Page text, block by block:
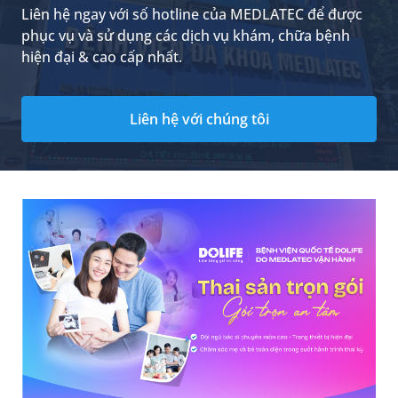
Liên hệ ngay với số hotline của MEDLATEC để được
phục vụ và sử dụng các dịch vụ khám, chữa bệnh
hiện đại & cao cấp nhất.
Liên hệ với chúng tôi